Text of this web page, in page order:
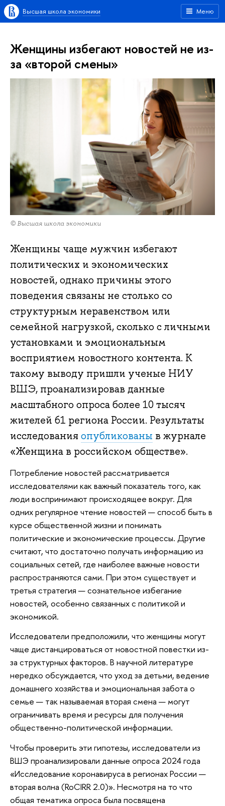
Меню
Высшая школа экономики
Женщины избегают новостей не из-
за «второй смены»
© Высшая школа экономики
Женщины чаще мужчин избегают
политических и экономических
новостей, однако причины этого
поведения связаны не столько со
структурным неравенством или
семейной нагрузкой, сколько с личными
установками и эмоциональным
восприятием новостного контента. К
такому выводу пришли ученые НИУ
ВШЭ, проанализировав данные
масштабного опроса более 10 тысяч
жителей 61 региона России. Результаты
исследования опубликованы в журнале
«Женщина в российском обществе».
Потребление новостей рассматривается
исследователями как важный показатель того, как
люди воспринимают происходящее вокруг. Для
одних регулярное чтение новостей — способ быть в
курсе общественной жизни и понимать
политические и экономические процессы. Другие
считают, что достаточно получать информацию из
социальных сетей, где наиболее важные новости
распространяются сами. При этом существует и
третья стратегия — сознательное избегание
новостей, особенно связанных с политикой и
экономикой.
Исследователи предположили, что женщины могут
чаще дистанцироваться от новостной повестки из-
за структурных факторов. В научной литературе
нередко обсуждается, что уход за детьми, ведение
домашнего хозяйства и эмоциональная забота о
семье — так называемая вторая смена — могут
ограничивать время и ресурсы для получения
общественно-политической информации.
Чтобы проверить эти гипотезы, исследователи из
ВШЭ проанализировали данные опроса 2024 года
«Исследование коронавируса в регионах России —
вторая волна (RoCIRR 2.0)». Несмотря на то что
общая тематика опроса была посвящена